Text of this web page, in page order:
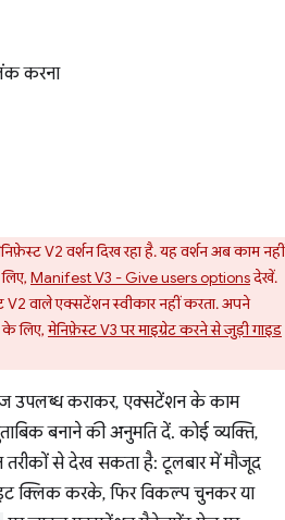
करना
V2 वर्शन दिख रहा है. यह वर्शन अब काम नहीं
Manifest V3 - Give users optionsदेखें.
वाले एक्सटेंशन स्वीकार नहीं करता. अपने
के लिए,मेनिफ़ेस्ट V3 पर माइग्रेट करने से जुड़ी गाइड
उपलब्ध कराकर, एक्सटेंशन के काम
बनाने की अनुमति दें. कोई व्यक्ति,
से देख सकता है: टूलबार में मौजूद
क्लिक करके, फिर विकल्प चुनकर या